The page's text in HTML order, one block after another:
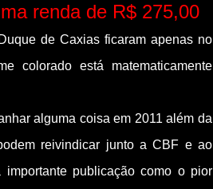
renda de R$ 275,00
de Caxias ficaram apenas no
colorado está matematicamente
alguma coisa em 2011 além da
reivindicar junto a CBF e ao
publicação como o pior